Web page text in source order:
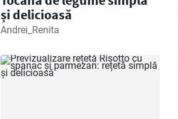
și delicioasă
Andrei_Renita